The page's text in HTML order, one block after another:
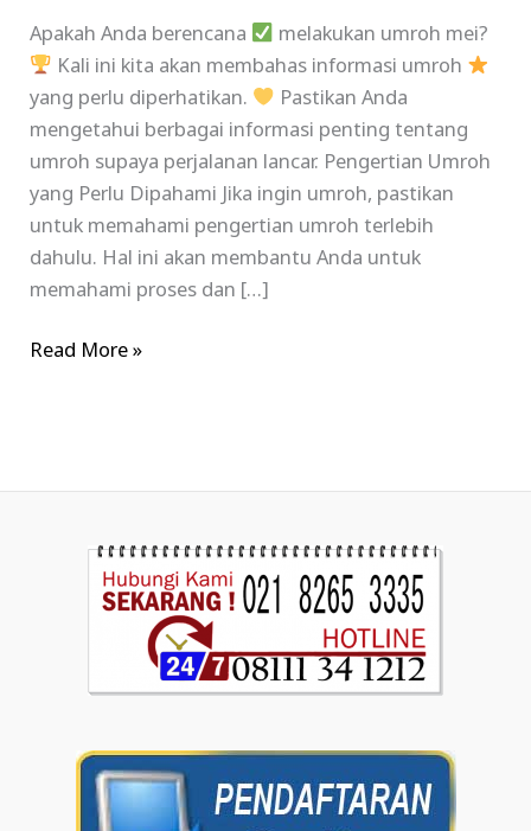
Apakah Anda berencana
melakukan umroh mei?
Kali ini kita akan membahas informasi umroh
yang perlu diperhatikan.
Pastikan Anda
mengetahui berbagai informasi penting tentang
umroh supaya perjalanan lancar. Pengertian Umroh
yang Perlu Dipahami Jika ingin umroh, pastikan
untuk memahami pengertian umroh terlebih
dahulu. Hal ini akan membantu Anda untuk
memahami proses dan […]
Read More »